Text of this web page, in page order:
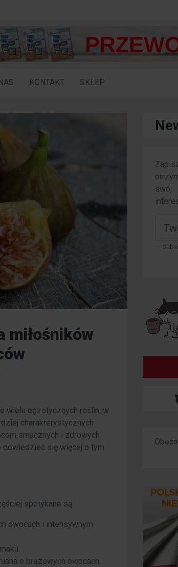
KONTAKT SKLEP
miłośników
wielu egzotycznych roślin, w
charakterystycznych
smacznych i zdrowych
się więcej o tym
spotykane są:
owocach i intensywnym
o brązowych owocach.